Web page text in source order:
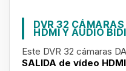
DVR 32
HDMI Y AUDIO
Este DVR 32 cámaras
SALIDA de vídeo